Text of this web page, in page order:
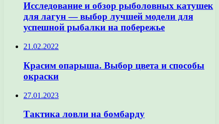
Исследование и обзор рыболовных катушек
для лагун — выбор лучшей модели для
успешной рыбалки на побережье
21.02.2022
Красим опарыша. Выбор цвета и способы
окраски
27.01.2023
Тактика ловли на бомбарду